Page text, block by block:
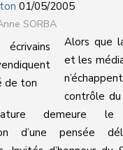
01/05/2005
SORBA
Alors que
et les
contrôle du
demeure le
d’une pensée